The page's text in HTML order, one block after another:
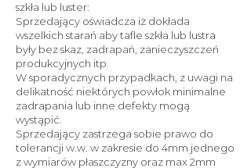
szkła lub luster:
Sprzedający oświadcza iż dokłada
wszelkich starań aby tafle szkła lub lustra
były bez skaz, zadrapań, zanieczyszczeń
produkcyjnych itp.
W sporadycznych przypadkach, z uwagi na
delikatność niektórych powłok minimalne
zadrapania lub inne defekty mogą
wystąpić.
Sprzedający zastrzega sobie prawo do
tolerancji w.w. w zakresie do 4mm jednego
z wymiarów płaszczyzny oraz max 2mm